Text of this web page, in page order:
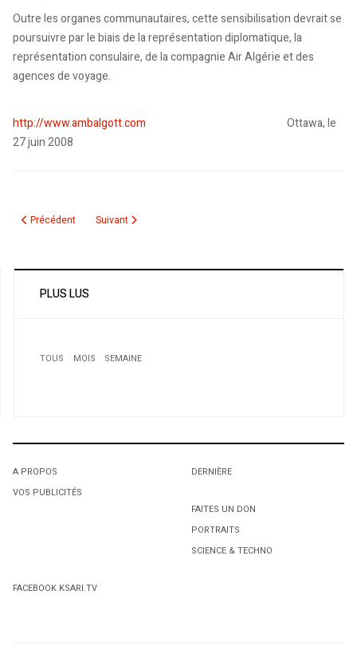
Outre les organes communautaires, cette sensibilisation devrait se
poursuivre par le biais de la représentation diplomatique, la
représentation consulaire, de la compagnie Air Algérie et des
agences de voyage.
http://www.ambalgott.com
Ottawa, le
27 juin 2008
Article précédent : ASCM: Opération sacs d’école
Précédent Article suivant : Colloque APN: Droit de réponse à Mr
Suivant
PLUS LUS
TOUS MOIS SEMAINE
Printemps arabes en question?
Karim Benyekhlef devient directeur scientifique du
L'octroi accidentel du Gant Court.
L'octroi accidentel du Gant Court.
A PROPOS
VOS PUBLICITÉS
DERNIÈRE
FAITES UN DON
PORTRAITS
SCIENCE & TECHNO
FACEBOOK KSARI.TV